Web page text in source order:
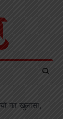
का खुलासा,